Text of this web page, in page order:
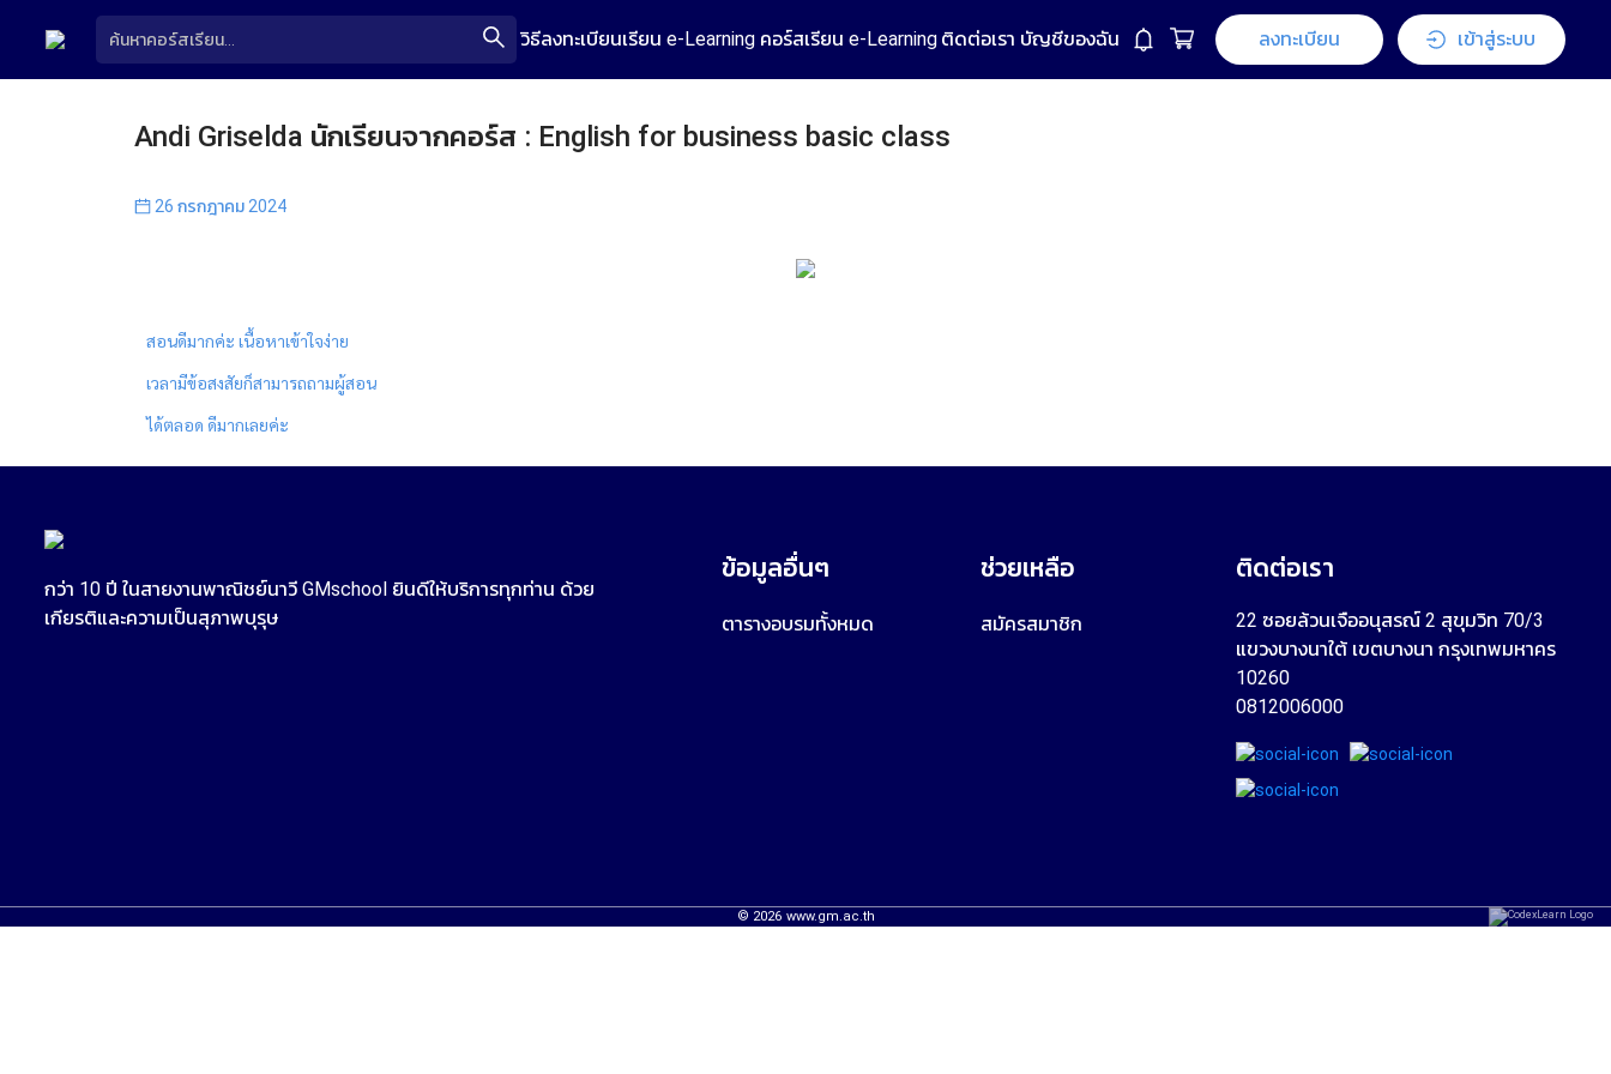
วิธีลงทะเบียนเรียน e-Learning คอร์สเรียน e-Learning ติดต่อเรา บัญชีของฉัน ลงทะเบียน เข้าสู่ระบบ
Andi Griselda นักเรียนจากคอร์ส : English for business basic class
26 กรกฎาคม 2024
สอนดีมากค่ะ เนื้อหาเข้าใจง่าย
เวลามีข้อสงสัยก็สามารถถามผู้สอน
ได้ตลอด ดีมากเลยค่ะ
กว่า 10 ปี ในสายงานพาณิชย์นาวี GMschool ยินดีให้บริการทุกท่าน ด้วย
เกียรติและความเป็นสุภาพบุรุษ
ข้อมูลอื่นๆ
ตารางอบรมทั้งหมด
ช่วยเหลือ
สมัครสมาชิก
ติดต่อเรา
22 ซอยล้วนเจืออนุสรณ์ 2 สุขุมวิท 70/3
แขวงบางนาใต้ เขตบางนา กรุงเทพมหาคร
10260
0812006000
© 2026 www.gm.ac.th